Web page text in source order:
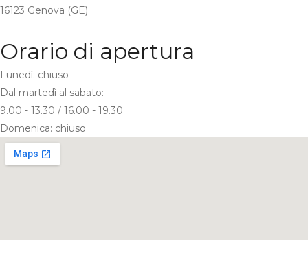
16123 Genova (GE)
Orario di apertura
Lunedì: chiuso
Dal martedì al sabato:
9.00 - 13.30 / 16.00 - 19.30
Domenica: chiuso